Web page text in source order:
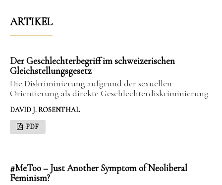
ARTIKEL
Der Geschlechterbegriff im schweizerischen
Gleichstellungsgesetz
Die Diskriminierung aufgrund der sexuellen
Orientierung als direkte Geschlechterdiskriminierung
DAVID J. ROSENTHAL
PDF
#MeToo – Just Another Symptom of Neoliberal
Feminism?